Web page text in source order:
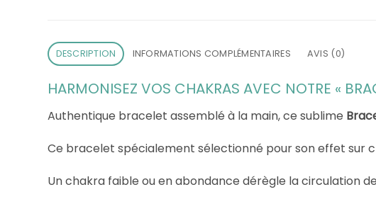
DESCRIPTION INFORMATIONS COMPLÉMENTAIRES AVIS (0)
HARMONISEZ VOS CHAKRAS AVEC NOTRE «
Authentique bracelet assemblé à la main, ce sublime
Ce bracelet spécialement sélectionné pour son effet sur
Un chakra faible ou en abondance dérègle la circulation